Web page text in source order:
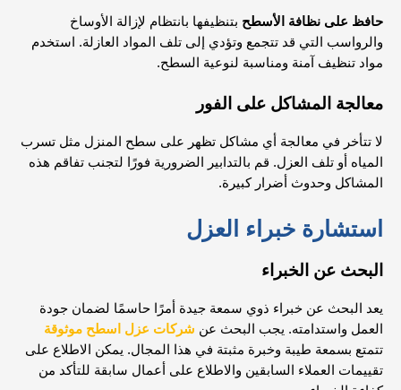
حافظ على نظافة الأسطح بتنظيفها بانتظام لإزالة الأوساخ
والرواسب التي قد تتجمع وتؤدي إلى تلف المواد العازلة. استخدم
مواد تنظيف آمنة ومناسبة لنوعية السطح.
معالجة المشاكل على الفور
لا تتأخر في معالجة أي مشاكل تظهر على سطح المنزل مثل تسرب
المياه أو تلف العزل. قم بالتدابير الضرورية فورًا لتجنب تفاقم هذه
المشاكل وحدوث أضرار كبيرة.
استشارة خبراء العزل
البحث عن الخبراء
يعد البحث عن خبراء ذوي سمعة جيدة أمرًا حاسمًا لضمان جودة
العمل واستدامته. يجب البحث عن شركات عزل اسطح موثوقة
تتمتع بسمعة طيبة وخبرة مثبتة في هذا المجال. يمكن الاطلاع على
تقييمات العملاء السابقين والاطلاع على أعمال سابقة للتأكد من